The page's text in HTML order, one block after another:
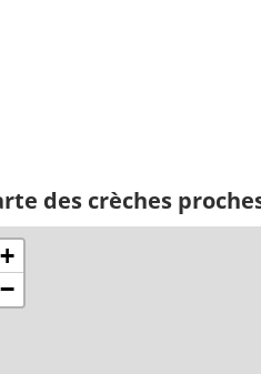
des crèches
+
−